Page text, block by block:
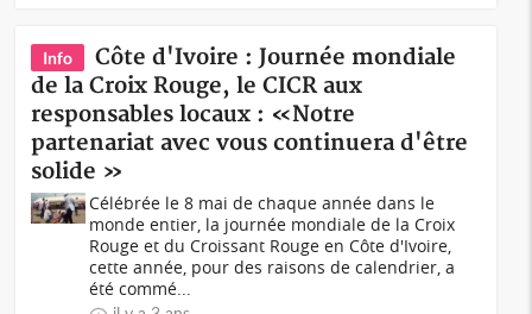
Info
Côte d'Ivoire : Journée mondiale
de la Croix Rouge, le CICR aux
responsables locaux : «Notre
partenariat avec vous continuera d'être
solide »
Célébrée le 8 mai de chaque année dans le
monde entier, la journée mondiale de la Croix
Rouge et du Croissant Rouge en Côte d'Ivoire,
cette année, pour des raisons de calendrier, a
été commé...